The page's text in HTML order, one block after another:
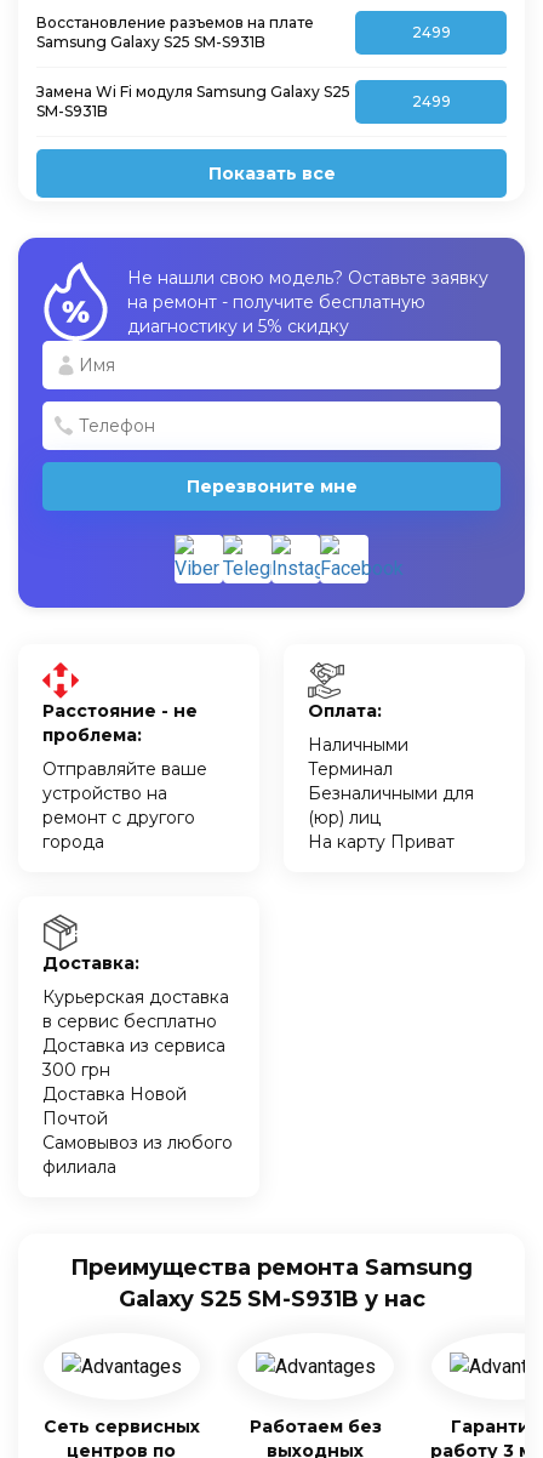
Восстановление разъемов на плате
Samsung Galaxy S25 SM-S931B
2499
Замена Wi Fi модуля Samsung Galaxy S25
SM-S931B
2499
Показать все
Не нашли свою модель? Оставьте заявку
на ремонт - получите бесплатную
диагностику и 5% скидку
Перезвоните мне
Расстояние - не
проблема:
Отправляйте ваше
устройство на
ремонт с другого
города
Оплата:
Наличными
Терминал
Безналичными для
(юр) лиц
На карту Приват
Доставка:
Курьерская доставка
в сервис бесплатно
Доставка из сервиса
300 грн
Доставка Новой
Почтой
Самовывоз из любого
филиала
Преимущества ремонта Samsung
Galaxy S25 SM-S931B у нас
Сеть сервисных
центров по
Работаем без
выходных
работу 3